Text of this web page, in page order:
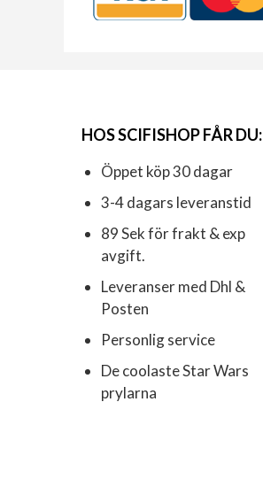
HOS SCIFISHOP FÅR DU:
Öppet köp 30 dagar
3-4 dagars leveranstid
89 Sek för frakt & exp
avgift.
Leveranser med Dhl &
Posten
Personlig service
De coolaste Star Wars
prylarna